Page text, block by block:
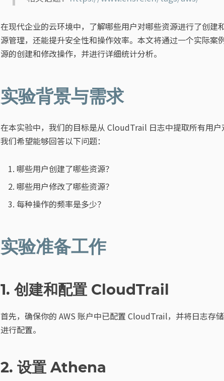
系列
在现代企业的云环境中，了解哪些用户对哪些资源进行了创
源管理，还能提升安全性和操作效率。本文将通过一个实际
源的创建和修改操作，并进行详细统计分析。
实验背景与需求
在本实验中，我们的目标是从 CloudTrail 日志中提取所有用
我们希望能够回答以下问题：
哪些用户创建了哪些资源？
哪些用户修改了哪些资源？
每种操作的频率是多少？
实验准备工作
1. 创建和配置 CloudTrail
首先，确保你的 AWS 账户中已配置 CloudTrail，并将日志存
进行配置。
2. 设置 Athena